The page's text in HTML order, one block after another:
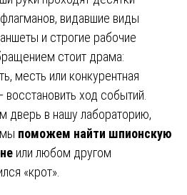
видавшие виды
и строгие рабочие
стоит драма:
месть или конкурентная
ход событий.
дверь в нашу лабораторию,
поможем найти шпионскую
или любом другом
«крот».